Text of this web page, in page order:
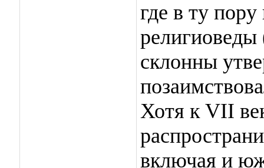
где в ту
склонны
Хотя к VII
включая и